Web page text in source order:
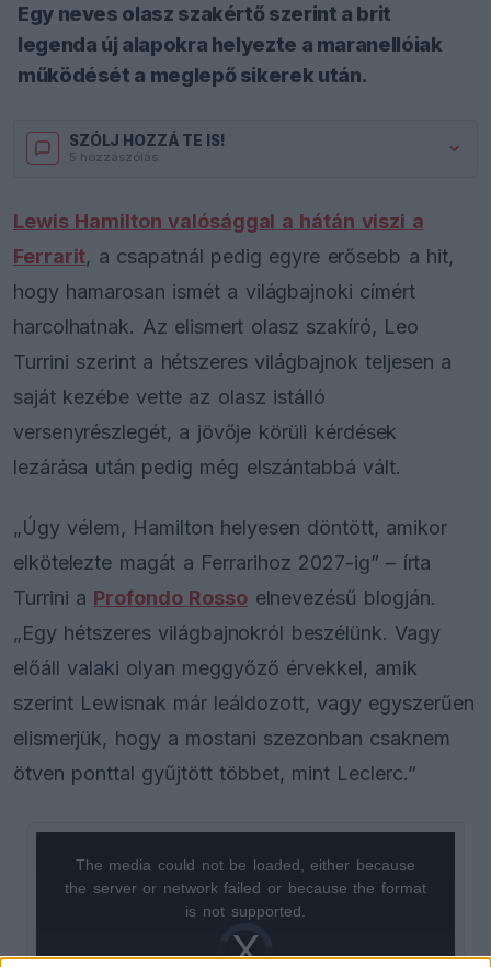
Egy neves olasz szakértő szerint a brit
legenda új alapokra helyezte a maranellóiak
működését a meglepő sikerek után.
SZÓLJ HOZZÁ TE IS!
5 hozzászólás.
Lewis Hamilton valósággal a hátán viszi a
Ferrarit, a csapatnál pedig egyre erősebb a hit,
hogy hamarosan ismét a világbajnoki címért
harcolhatnak. Az elismert olasz szakíró, Leo
Turrini szerint a hétszeres világbajnok teljesen a
saját kezébe vette az olasz istálló
versenyrészlegét, a jövője körüli kérdések
lezárása után pedig még elszántabbá vált.
„Úgy vélem, Hamilton helyesen döntött, amikor
elkötelezte magát a Ferrarihoz 2027-ig” – írta
Turrini a Profondo Rosso elnevezésű blogján.
„Egy hétszeres világbajnokról beszélünk. Vagy
előáll valaki olyan meggyőző érvekkel, amik
szerint Lewisnak már leáldozott, vagy egyszerűen
elismerjük, hogy a mostani szezonban csaknem
ötven ponttal gyűjtött többet, mint Leclerc.”
Video
Player
is
The media could not be loaded, either because
the server or network failed or because the format
is not supported.